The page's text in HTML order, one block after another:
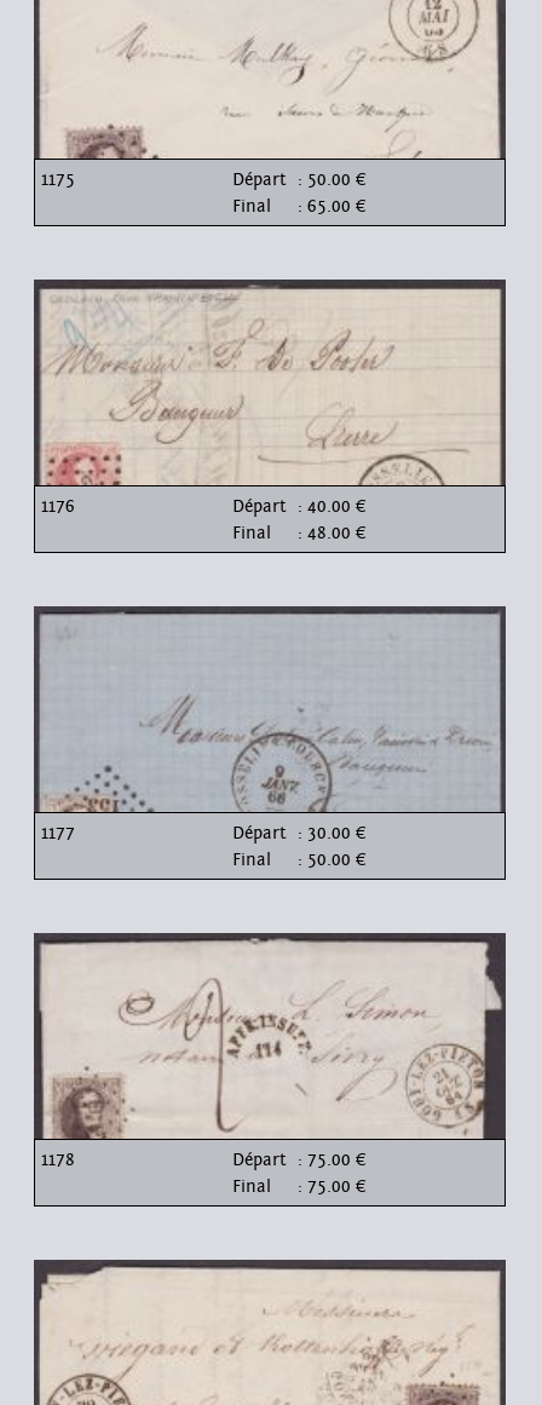
1175 Départ : 50.00 €
Final
: 65.00 €
1176 Départ : 40.00 €
Final
: 48.00 €
1177 Départ : 30.00 €
Final
: 50.00 €
1178 Départ : 75.00 €
Final
: 75.00 €